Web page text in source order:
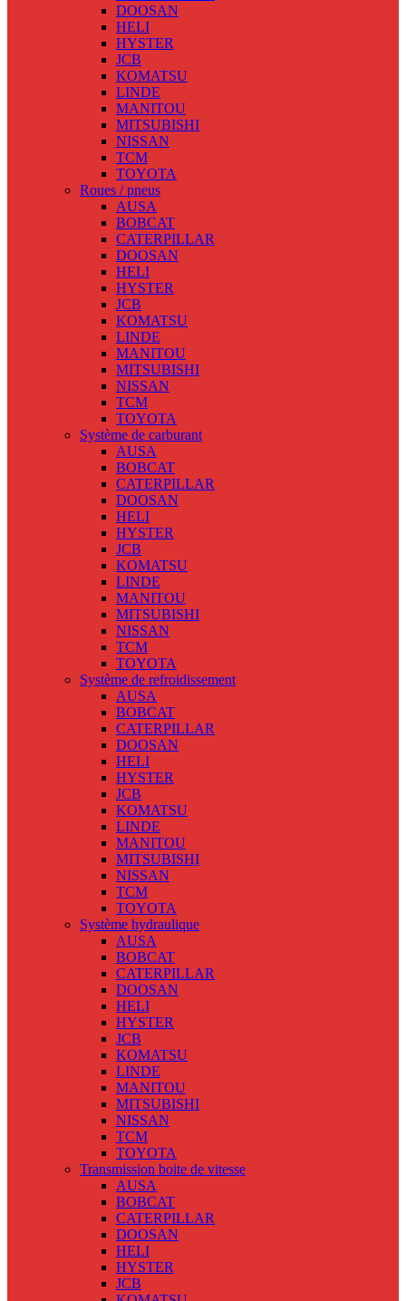
DOOSAN
HELI
HYSTER
JCB
KOMATSU
LINDE
MANITOU
MITSUBISHI
NISSAN
TCM
TOYOTA
Roues / pneus
AUSA
BOBCAT
CATERPILLAR
DOOSAN
HELI
HYSTER
JCB
KOMATSU
LINDE
MANITOU
MITSUBISHI
NISSAN
TCM
TOYOTA
Système de carburant
AUSA
BOBCAT
CATERPILLAR
DOOSAN
HELI
HYSTER
JCB
KOMATSU
LINDE
MANITOU
MITSUBISHI
NISSAN
TCM
TOYOTA
Système de refroidissement
AUSA
BOBCAT
CATERPILLAR
DOOSAN
HELI
HYSTER
JCB
KOMATSU
LINDE
MANITOU
MITSUBISHI
NISSAN
TCM
TOYOTA
Système hydraulique
AUSA
BOBCAT
CATERPILLAR
DOOSAN
HELI
HYSTER
JCB
KOMATSU
LINDE
MANITOU
MITSUBISHI
NISSAN
TCM
TOYOTA
Transmission boite de vitesse
AUSA
BOBCAT
CATERPILLAR
DOOSAN
HELI
HYSTER
JCB